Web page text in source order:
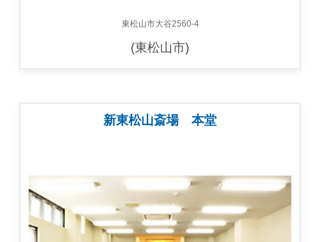
東松山市大谷2560-4
(東松山市)
新東松山斎場 本堂